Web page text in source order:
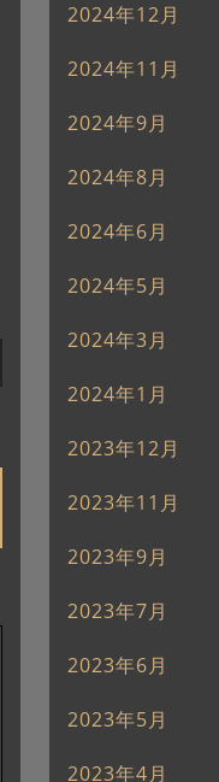
2024年12月
2024年11月
2024年9月
2024年8月
2024年6月
2024年5月
2024年3月
2024年1月
2023年12月
2023年11月
2023年9月
2023年7月
2023年6月
2023年5月
2023年4月